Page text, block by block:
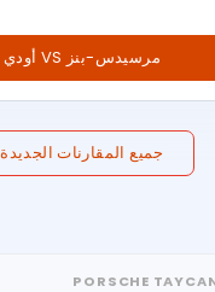
مرسيدس-بنز VS أودي
جميع المقارنات الجديدة
PORSCHE